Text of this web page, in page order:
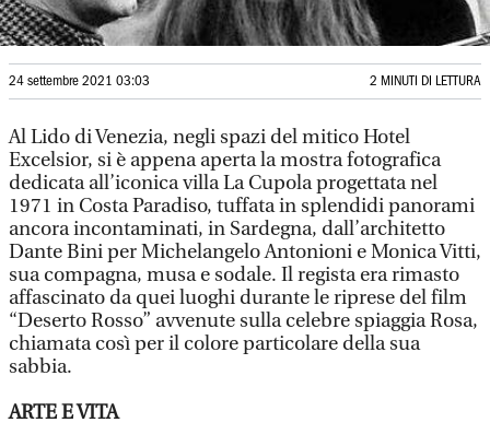
24 settembre 2021 03:03 2 MINUTI DI LETTURA
Al Lido di Venezia, negli spazi del mitico Hotel
Excelsior, si è appena aperta la mostra fotografica
dedicata all’iconica villa La Cupola progettata nel
1971 in Costa Paradiso, tuffata in splendidi panorami
ancora incontaminati, in Sardegna, dall’architetto
Dante Bini per Michelangelo Antonioni e Monica Vitti,
sua compagna, musa e sodale. Il regista era rimasto
affascinato da quei luoghi durante le riprese del film
“Deserto Rosso” avvenute sulla celebre spiaggia Rosa,
chiamata così per il colore particolare della sua
sabbia.
ARTE E VITA